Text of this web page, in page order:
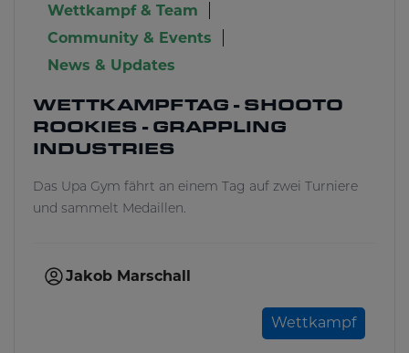
Wettkampf & Team
Community & Events
News & Updates
WETTKAMPFTAG - SHOOTO
ROOKIES - GRAPPLING
INDUSTRIES
Das Upa Gym fährt an einem Tag auf zwei Turniere
und sammelt Medaillen.
Jakob Marschall
Wettkampf